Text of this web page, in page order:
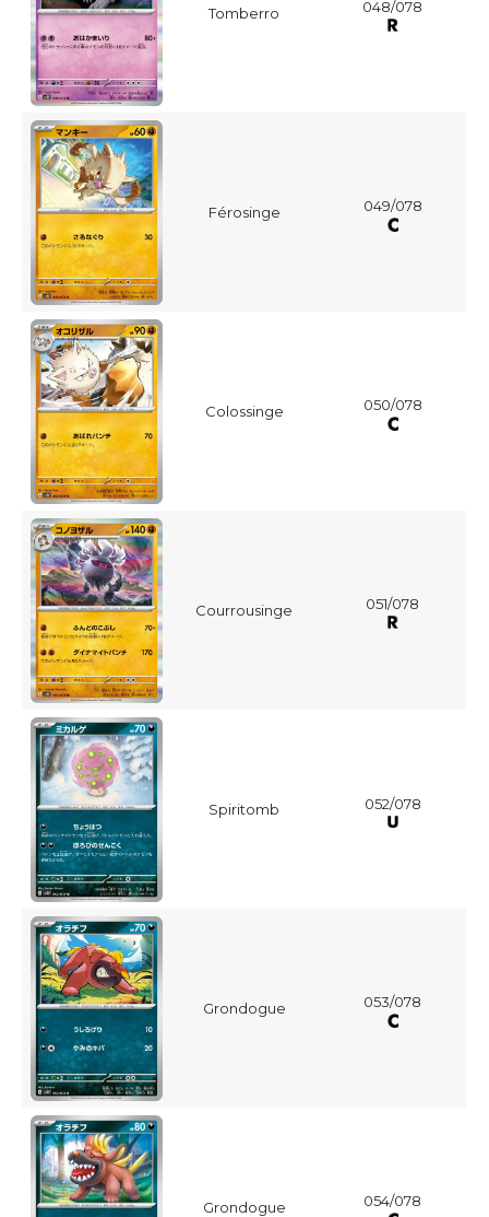
Tomberro 048/078
Férosinge 049/078
Colossinge 050/078
Courrousinge 051/078
Spiritomb 052/078
Grondogue 053/078
Grondogue 054/078